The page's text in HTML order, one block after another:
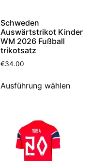
Schweden
Auswärtstrikot Kinder
WM 2026 Fußball
trikotsatz
€34.00
Ausführung wählen